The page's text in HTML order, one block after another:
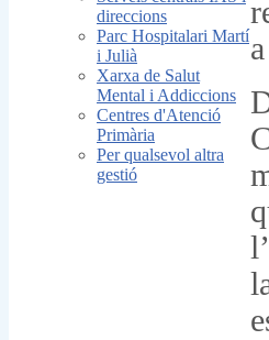
direccions
Parc Hospitalari Martí
i Julià
Xarxa de Salut
Mental i Addiccions
Centres d'Atenció
Primària
Per qualsevol altra
gestió